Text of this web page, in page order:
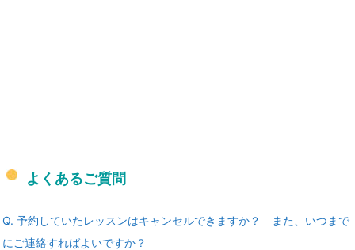
よくあるご質問
Q. 予約していたレッスンはキャンセルできますか？ また、いつまで
にご連絡すればよいですか？